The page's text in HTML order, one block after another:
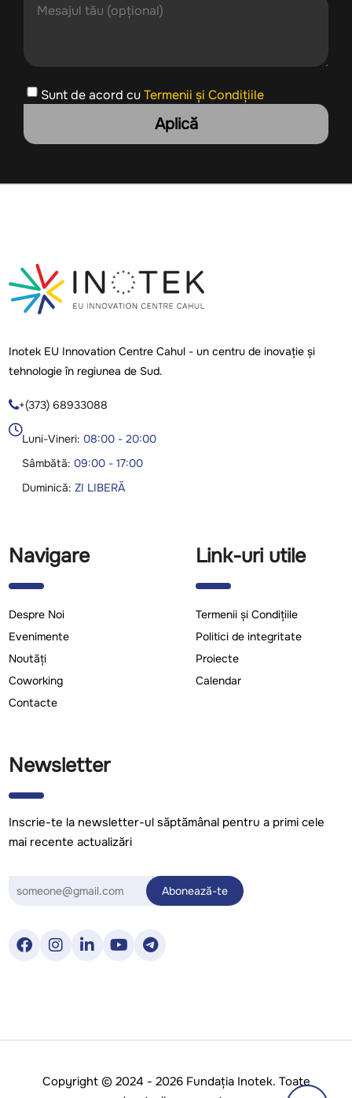
Sunt de acord cuTermenii și Condițiile
Aplică
Inotek EU Innovation Centre Cahul - un centru de inovație și
tehnologie în regiunea de Sud.
+(373) 68933088

Luni-Vineri:08:00 - 20:00
Sâmbătă:09:00 - 17:00
Duminică:ZI LIBERĂ
Navigare
Despre Noi
Evenimente
Noutăți
Coworking
Contacte
Link-uri utile
Termenii și Condițiile
Politici de integritate
Proiecte
Calendar
Newsletter
Inscrie-te la newsletter-ul săptămânal pentru a primi cele
mai recente actualizări
Copyright © 2024 - 2026 Fundația Inotek. Toate